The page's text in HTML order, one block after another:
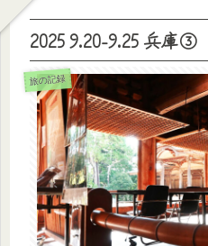
2025 9.20-9.25 兵庫③
旅の記録